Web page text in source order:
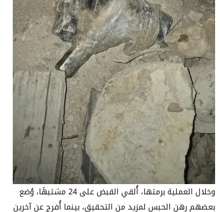
وخلال العملية برمتها، أُلقي القبض على 24 مشتبهًا، وُضع
بعضهم رهن الحبس لمزيد من التحقيق، بينما أُفرج عن آخرين